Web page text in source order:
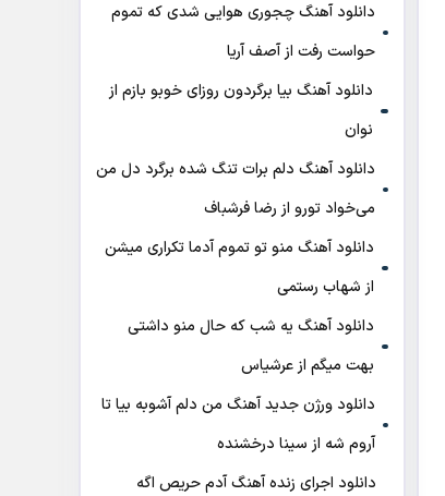
دانلود آهنگ ﭼﺠﻮری ﻫﻮاﻳﻰ ﺷﺪی ﻛﻪ ﺗﻤﻮم
ﺣﻮاﺳﺖ رﻓﺖ از آصف آریا
دانلود آهنگ بیا برگردون روزای خوبو بازم از
نوان
دانلود آهنگ دلم برات تنگ شده برگرد دل من
می‌خواد تورو از رضا فرشباف
دانلود آهنگ منو تو تموم آدما تکراری میشن
از شهاب رستمی
دانلود آهنگ ﻳﻪ ﺷﺐ ﻛﻪ ﺣﺎل ﻣﻨﻮ داﺷﺘﻰ
ﺑﻬﺖ میگم از عرشیاس
دانلود ورژن جدید آهنگ من دلم آشوبه بیا تا
آروم شه از سینا درخشنده
دانلود اجرای زنده آهنگ آدم حریص اگه